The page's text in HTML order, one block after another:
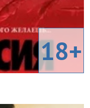
18+